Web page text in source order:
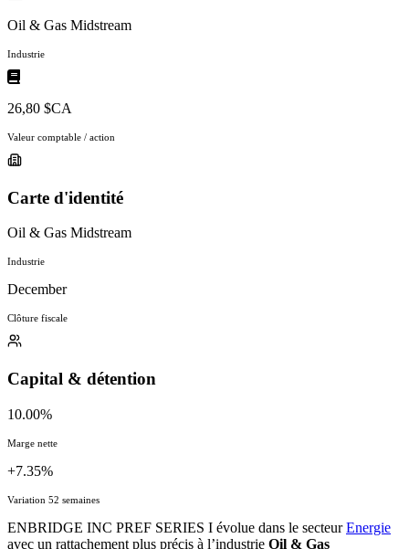
Oil & Gas Midstream
Industrie
26,80 $CA
Valeur comptable / action
Carte d'identité
Oil & Gas Midstream
Industrie
December
Clôture fiscale
Capital & détention
10.00%
Marge nette
+7.35%
Variation 52 semaines
ENBRIDGE INC PREF SERIES I évolue dans le secteurEnergie
avec un rattachement plus précis à l’industrie Oil & Gas